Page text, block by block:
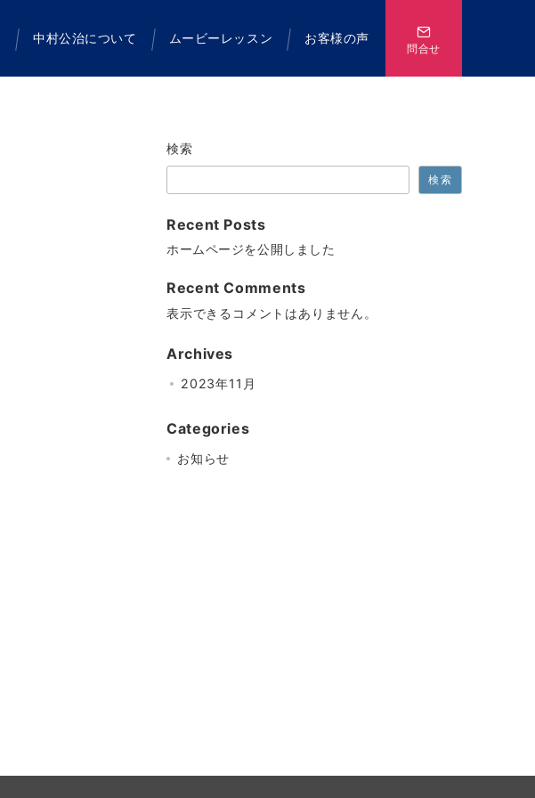
中村公治について ムービーレッスン お客様の声
問合せ
検索
検索
Recent Posts
ホームページを公開しました
Recent Comments
表示できるコメントはありません。
Archives
2023年11月
Categories
お知らせ